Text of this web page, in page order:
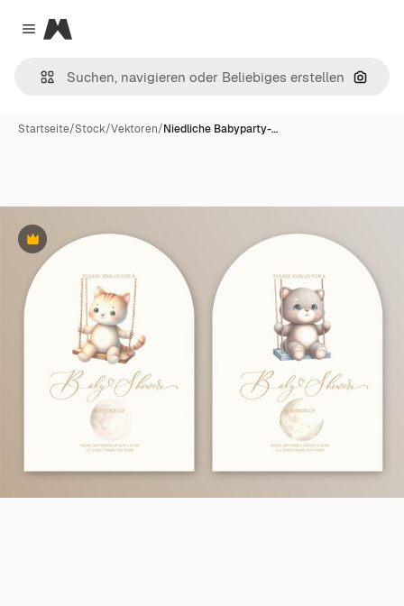
Close menu
Magnific
Nach
Startseite/Stock/Vektoren/Niedliche Babyparty-…
Premium